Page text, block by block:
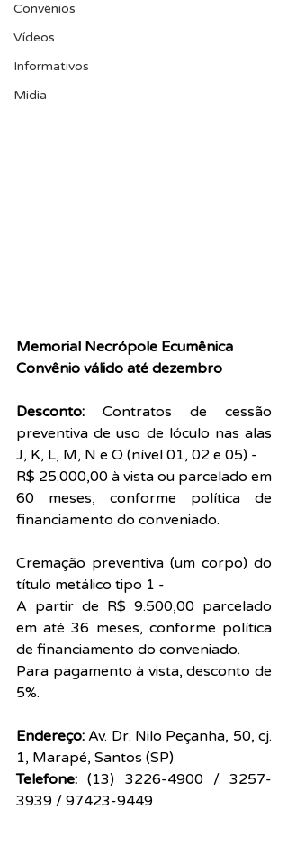
Convênios
Vídeos
Informativos
Midia
Memorial Necrópole Ecumênica
Convênio válido até dezembro
Desconto: Contratos de cessão
preventiva de uso de lóculo nas alas
J, K, L, M, N e O (nível 01, 02 e 05) -
R$ 25.000,00 à vista ou parcelado em
60 meses, conforme política de
financiamento do conveniado.
Cremação preventiva (um corpo) do
título metálico tipo 1 -
A partir de R$ 9.500,00 parcelado
em até 36 meses, conforme política
de financiamento do conveniado.
Para pagamento à vista, desconto de
5%.
Endereço: Av. Dr. Nilo Peçanha, 50, cj.
1, Marapé, Santos (SP)
Telefone: (13) 3226-4900 / 3257-
3939 / 97423-9449